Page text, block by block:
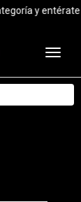
y entérate